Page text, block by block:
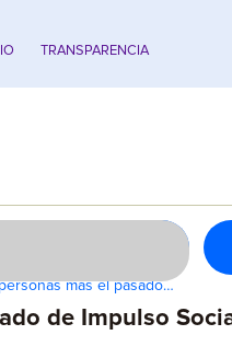
TRANSPARENCIA
más el pasado…
de Impulso